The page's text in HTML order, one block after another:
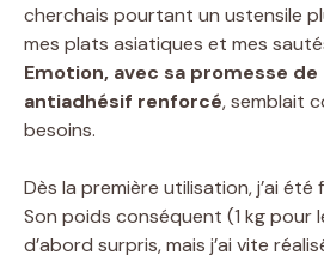
cherchais pourtant un ustensile
mes plats asiatiques et mes
Emotion, avec sa promesse
antiadhésif renforcé, semblait
besoins.
Dès la première utilisation, j’ai
Son poids conséquent (1 kg pour
d’abord surpris, mais j’ai vite